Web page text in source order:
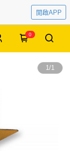
開啟APP
0
1/1